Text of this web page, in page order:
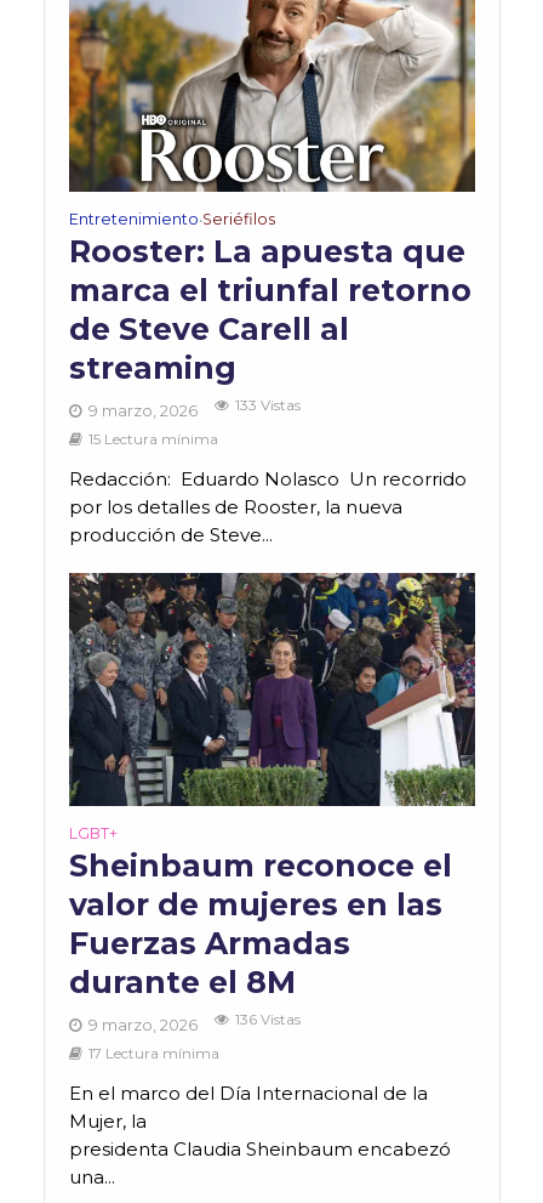
Entretenimiento•Seriéfilos
Rooster: La apuesta que
marca el triunfal retorno
de Steve Carell al
streaming
9 marzo, 2026
133 Vistas
15 Lectura mínima
Redacción: Eduardo Nolasco Un recorrido
por los detalles de Rooster, la nueva
producción de Steve...
LGBT+
Sheinbaum reconoce el
valor de mujeres en las
Fuerzas Armadas
durante el 8M
9 marzo, 2026
136 Vistas
17 Lectura mínima
En el marco del Día Internacional de la
Mujer, la
presidenta Claudia Sheinbaum encabezó
una...